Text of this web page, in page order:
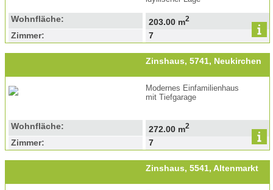
Wohnfläche: 203.00 m2
Zimmer: 7
Zinshaus, 5741, Neukirchen
Modernes Einfamilienhaus
mit Tiefgarage
Wohnfläche: 272.00 m2
Zimmer: 7
Zinshaus, 5541, Altenmarkt